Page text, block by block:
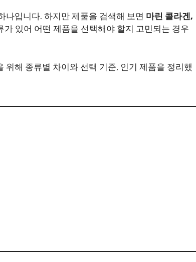
나입니다. 하지만 제품을 검색해 보면 마린 콜라겐,
가 있어 어떤 제품을 선택해야 할지 고민되는 경우
위해 종류별 차이와 선택 기준, 인기 제품을 정리했